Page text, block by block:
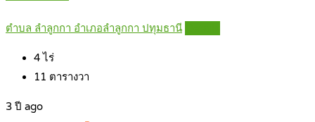
ตำบล ลำลูกกา อำเภอลำลูกกา ปทุมธานี
4 ไร่
11 ตารางวา
3 ปี ago